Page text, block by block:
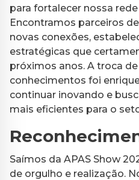
para fortalecer nossa
Encontramos parceiros
novas conexões,
estratégicas que
próximos anos. A troca
conhecimentos foi
continuar inovando e
mais eficientes para o
Saímos da APAS Show
de orgulho e realização.